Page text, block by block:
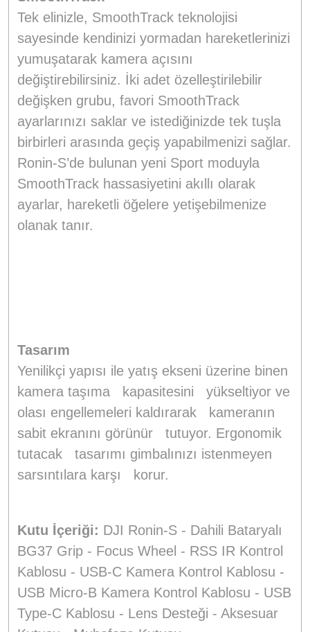
Tek elinizle, SmoothTrack teknolojisi
sayesinde kendinizi yormadan hareketlerinizi
yumuşatarak kamera açısını
değiştirebilirsiniz. İki adet özelleştirilebilir
değişken grubu, favori SmoothTrack
ayarlarınızı saklar ve istediğinizde tek tuşla
birbirleri arasında geçiş yapabilmenizi sağlar.
Ronin-S’de bulunan yeni Sport moduyla
SmoothTrack hassasiyetini akıllı olarak
ayarlar, hareketli öğelere yetişebilmenize
olanak tanır.
Tasarım
Yenilikçi yapısı ile yatış ekseni üzerine binen
kamera taşıma kapasitesini yükseltiyor ve
olası engellemeleri kaldırarak kameranın
sabit ekranını görünür tutuyor. Ergonomik
tutacak tasarımı gimbalınızı istenmeyen
sarsıntılara karşı korur.
Kutu İçeriği: DJI Ronin-S - Dahili Bataryalı
BG37 Grip - Focus Wheel - RSS IR Kontrol
Kablosu - USB-C Kamera Kontrol Kablosu -
USB Micro-B Kamera Kontrol Kablosu - USB
Type-C Kablosu - Lens Desteği - Aksesuar